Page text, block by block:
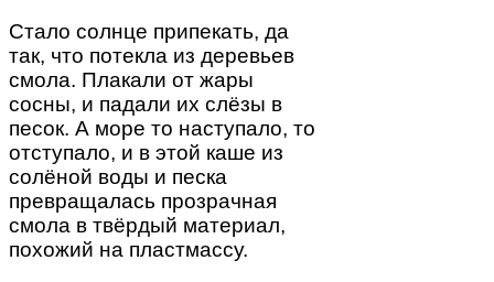
Стало солнце припекать, да
так, что потекла из деревьев
смола. Плакали от жары
сосны, и падали их слёзы в
песок. А море то наступало, то
отступало, и в этой каше из
солёной воды и песка
превращалась прозрачная
смола в твёрдый материал,
похожий на пластмассу.